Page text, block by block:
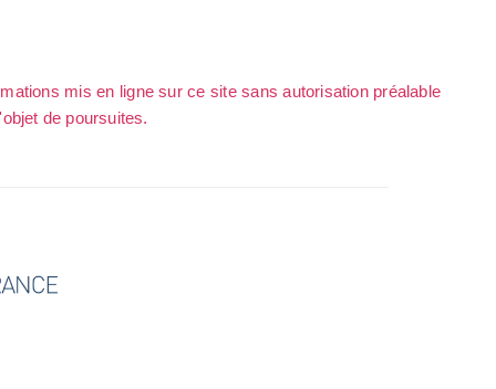
mis en ligne sur ce site sans autorisation préalable
de poursuites.